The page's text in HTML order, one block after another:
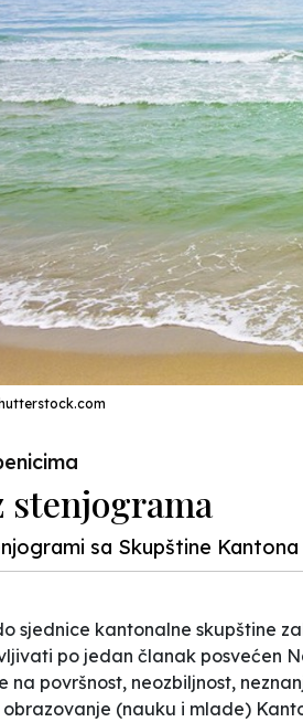
stenjograma
sa Skupštine
sjednice kantonalne skupštine
po jedan članak posvećen
na površnost, neozbiljnost,
obrazovanje (nauku i mlade)